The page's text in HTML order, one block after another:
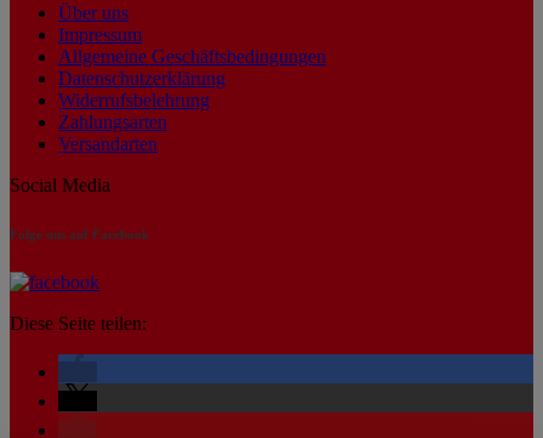
Über uns
Impressum
Allgemeine Geschäftsbedingungen
Datenschutzerklärung
Widerrufsbelehrung
Zahlungsarten
Versandarten
Social Media
Folge uns auf Facebook
Diese Seite teilen: